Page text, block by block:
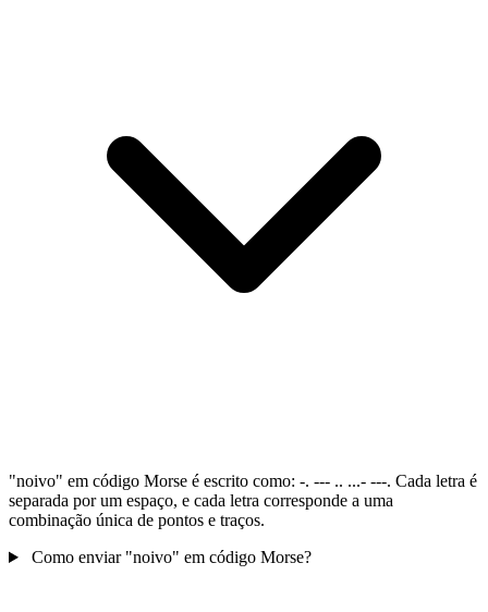
"noivo" em código Morse é escrito como: -. --- .. ...- ---. Cada letra é
separada por um espaço, e cada letra corresponde a uma
combinação única de pontos e traços.
Como enviar "noivo" em código Morse?